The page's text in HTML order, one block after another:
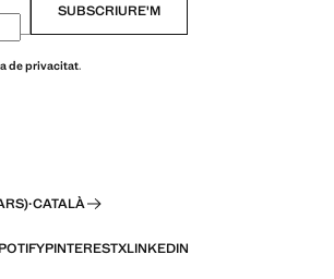
SUBSCRIURE'M
de privacitat.
·CATALÀ
PINTERESTXLINKEDIN